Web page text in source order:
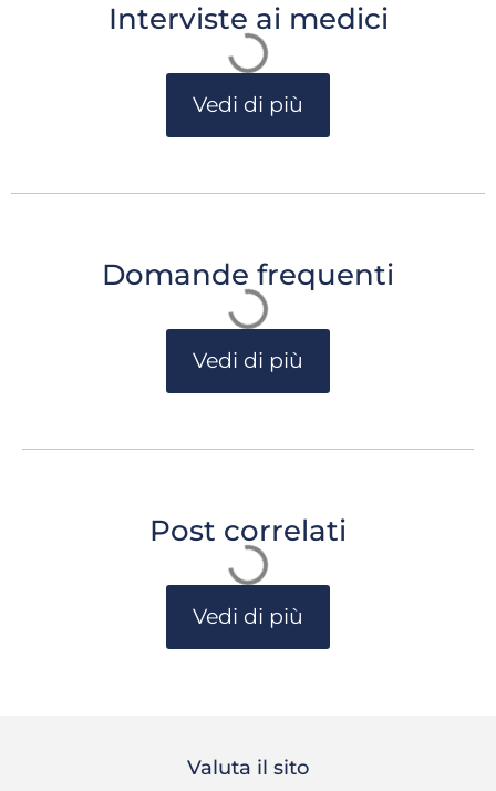
Interviste ai medici
Vedi di più
Domande frequenti
Vedi di più
Post correlati
Vedi di più
Valuta il sito